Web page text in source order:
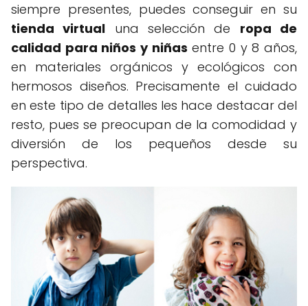
siempre presentes, puedes conseguir en su
tienda virtual una selección de ropa de
calidad para niños y niñas entre 0 y 8 años,
en materiales orgánicos y ecológicos con
hermosos diseños. Precisamente el cuidado
en este tipo de detalles les hace destacar del
resto, pues se preocupan de la comodidad y
diversión de los pequeños desde su
perspectiva.